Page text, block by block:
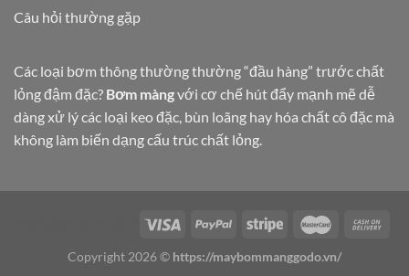
Câu hỏi thường gặp
Các loại bơm thông thường thường “đầu hàng” trước chất
lỏng đậm đặc? Bơm màngvới cơ chế hút đẩy mạnh mẽ dễ
dàng xử lý các loại keo đặc, bùn loãng hay hóa chất cô đặc mà
không làm biến dạng cấu trúc chất lỏng.
Copyright 2026 © https://maybommanggodo.vn/